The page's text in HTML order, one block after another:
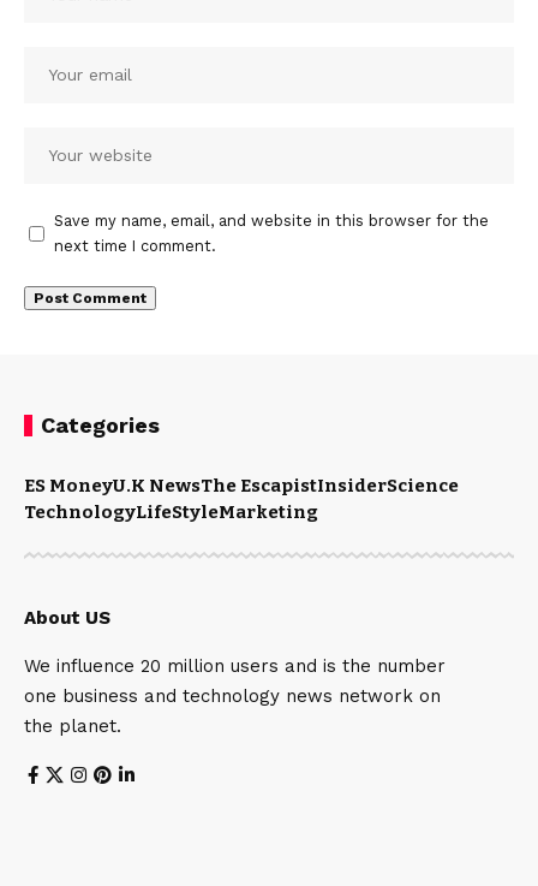
Save my name, email, and website in this browser for the
next time I comment.
Categories
ES MoneyU.K NewsThe EscapistInsiderScience
TechnologyLifeStyleMarketing
About US
We influence 20 million users and is the number
one business and technology news network on
the planet.